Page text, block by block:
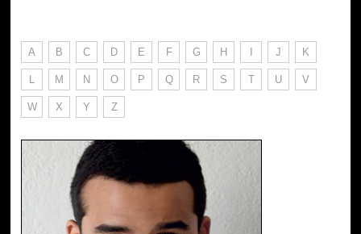
A B C D E F G H I J K
L M N O P Q R S T U V
W X Y Z